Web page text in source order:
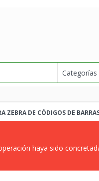
ZEBRA DE CÓDIGOS DE
haya sido